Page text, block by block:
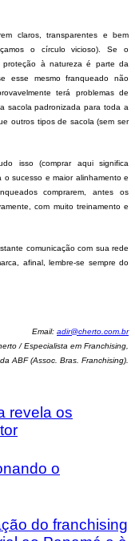
claros, transparentes e bem
o círculo vicioso). Se o
à natureza é parte da
esse mesmo franqueado não
terá problemas de
sacola padronizada para toda a
outros tipos de sacola (sem ser
isso (comprar aqui significa
o sucesso e maior alinhamento e
comprarem, antes os
com muito treinamento e
comunicação com sua rede
afinal, lembre-se sempre do
Email: adir@cherto.com.br
/ Especialista em Franchising,
ABF (Assoc. Bras. Franchising).
revela os
o
do franchising